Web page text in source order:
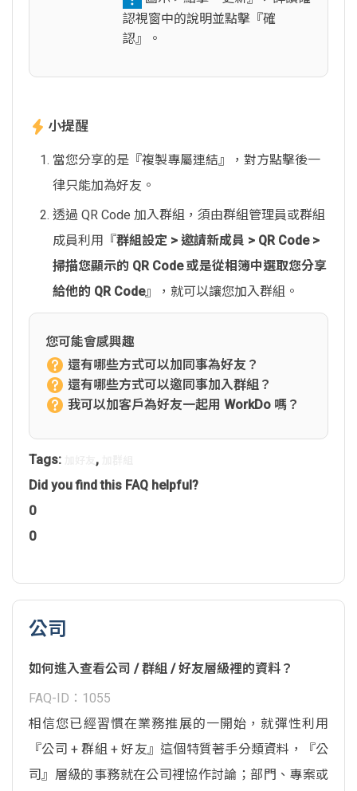
認視窗中的說明並點擊『確
認』。
小提醒
當您分享的是『複製專屬連結』，對方點擊後一
律只能加為好友。
透過 QR Code 加入群組，須由群組管理員或群組
成員利用『群組設定 > 邀請新成員 > QR Code >
掃描您顯示的 QR Code 或是從相簿中選取您分享
給他的 QR Code』，就可以讓您加入群組。
您可能會感興趣
還有哪些方式可以加同事為好友？
還有哪些方式可以邀同事加入群組？
我可以加客戶為好友一起用 WorkDo 嗎？
Tags: ,
Did you find this FAQ helpful?
0
0
公司
如何進入查看公司 / 群組 / 好友層級裡的資料？
FAQ-ID：1055
相信您已經習慣在業務推展的一開始，就彈性利用
『公司 + 群組 + 好友』這個特質著手分類資料，『公
司』層級的事務就在公司裡協作討論；部門、專案或